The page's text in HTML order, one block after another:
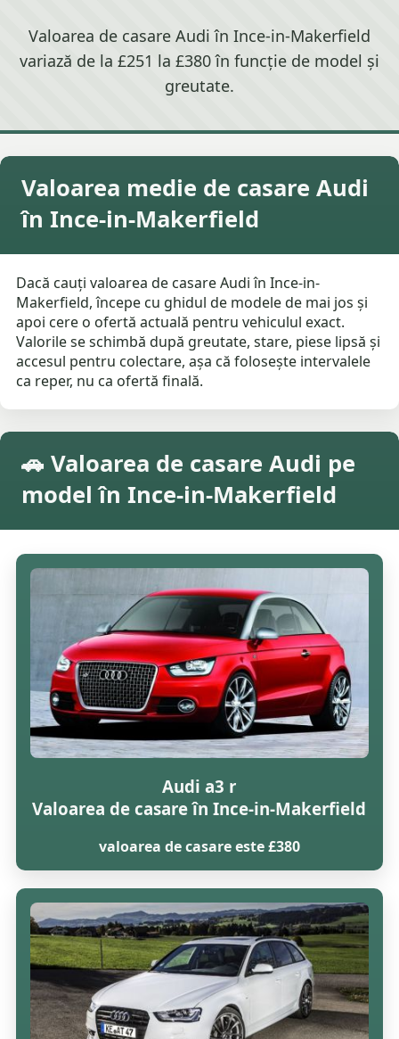
Valoarea de casare Audi în Ince-in-Makerfield
variază de la £251 la £380 în funcție de model și
greutate.
Valoarea medie de casare Audi
în Ince-in-Makerfield
Dacă cauți valoarea de casare Audi în Ince-in-
Makerfield, începe cu ghidul de modele de mai jos și
apoi cere o ofertă actuală pentru vehiculul exact.
Valorile se schimbă după greutate, stare, piese lipsă și
accesul pentru colectare, așa că folosește intervalele
ca reper, nu ca ofertă finală.
🚗 Valoarea de casare Audi pe
model în Ince-in-Makerfield
Audi a3 r
Valoarea de casare în Ince-in-Makerfield
valoarea de casare este £380